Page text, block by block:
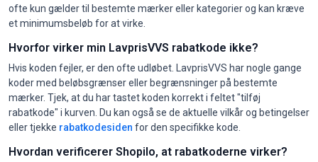
ofte kun gælder til bestemte mærker eller kategorier og kan kræve
et minimumsbeløb for at virke.
Hvorfor virker min LavprisVVS rabatkode ikke?
Hvis koden fejler, er den ofte udløbet. LavprisVVS har nogle gange
koder med beløbsgrænser eller begrænsninger på bestemte
mærker. Tjek, at du har tastet koden korrekt i feltet "tilføj
rabatkode" i kurven. Du kan også se de aktuelle vilkår og betingelser
eller tjekke rabatkodesiden for den specifikke kode.
Hvordan verificerer Shopilo, at rabatkoderne virker?